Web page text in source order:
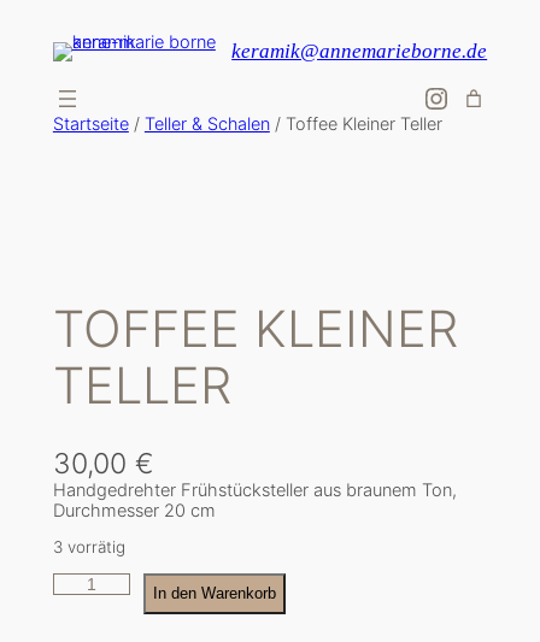
keramik@annemarieborne.de
Startseite/ Teller & Schalen/ Toffee Kleiner Teller
TOFFEE KLEINER
TELLER
30,00 €
Handgedrehter Frühstücksteller aus braunem Ton,
Durchmesser 20 cm
3 vorrätig
o
In den Warenkorb